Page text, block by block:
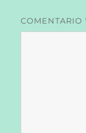
COMENTARIO